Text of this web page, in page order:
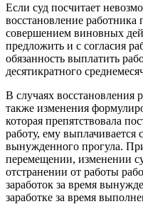
Если суд посчитает
восстановление
совершением виновных
предложить и с согласия
обязанность выплатить
десятикратного
В случаях восстановления
также изменения
которая препятствовала
работу, ему выплачивается
вынужденного прогула.
перемещении, изменении
отстранении от работы
заработок за время
заработке за время